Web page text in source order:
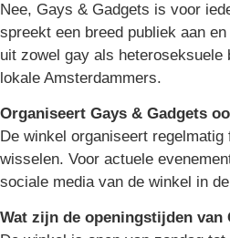
Nee, Gays & Gadgets is voor
spreekt een breed publiek aan
uit zowel gay als heteroseksuele
lokale Amsterdammers.
Organiseert Gays & Gadgets
De winkel organiseert
wisselen. Voor actuele
sociale media van de winkel in
Wat zijn de openingstijden van